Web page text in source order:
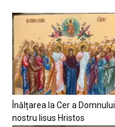
Înălțarea la Cer a Domnului
nostru Iisus Hristos